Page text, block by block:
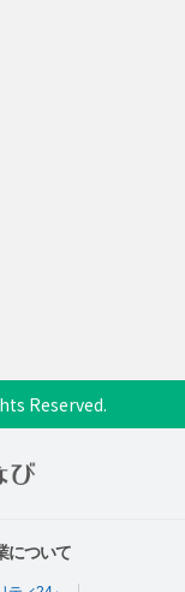
Reserved.